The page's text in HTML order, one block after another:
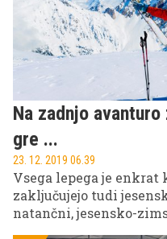
Na zadnjo
gre ...
23. 12. 2019 06.39
Vsega lepega je enkrat
zaključujejo tudi
natančni, jesensko-